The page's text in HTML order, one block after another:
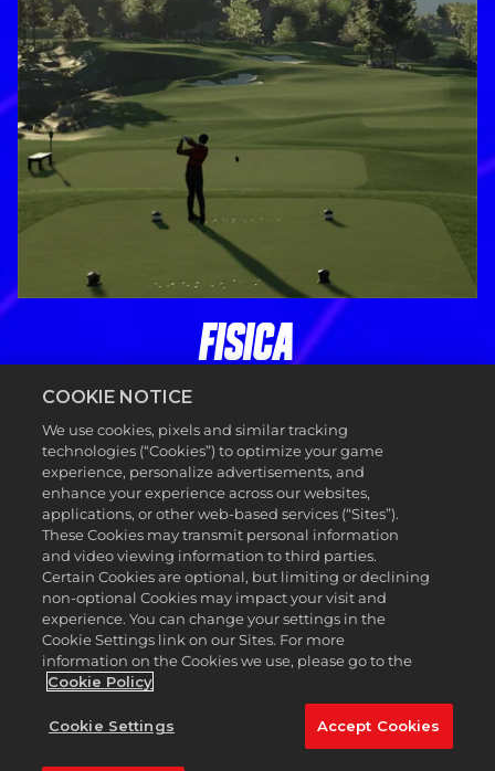
FISICA
MAGGIORI INFORMAZIONI
COOKIE NOTICE
We use cookies, pixels and similar tracking
technologies (“Cookies”) to optimize your game
experience, personalize advertisements, and
enhance your experience across our websites,
applications, or other web-based services (“Sites”).
These Cookies may transmit personal information
and video viewing information to third parties.
Certain Cookies are optional, but limiting or declining
non-optional Cookies may impact your visit and
experience. You can change your settings in the
Cookie Settings link on our Sites. For more
information on the Cookies we use, please go to the
Cookie Policy
Cookie Settings Accept Cookies